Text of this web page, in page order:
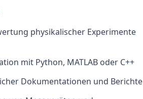
physikalischer Experimente
mit Python, MATLAB oder C++
Dokumentationen und Berichte